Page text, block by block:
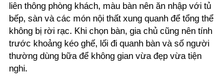
liên thông phòng khách, màu bàn nên ăn nhập với tủ
bếp, sàn và các món nội thất xung quanh để tổng thể
không bị rời rạc. Khi chọn bàn, gia chủ cũng nên tính
trước khoảng kéo ghế, lối đi quanh bàn và số người
thường dùng bữa để không gian vừa đẹp vừa tiện
nghi.